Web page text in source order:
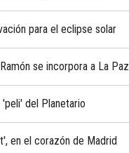
para el eclipse solar
se incorpora a La Paz
'peli' del Planetario
en el corazón de Madrid